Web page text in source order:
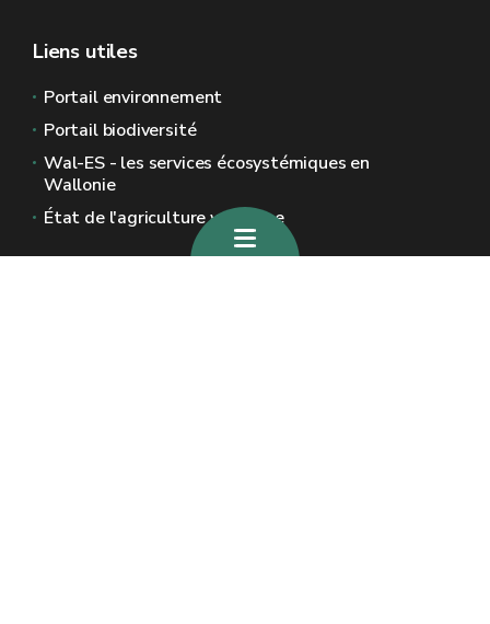
Liens utiles
Portail environnement
Portail biodiversité
Wal-ES - les services écosystémiques en
Wallonie
État de l'agriculture wallonne